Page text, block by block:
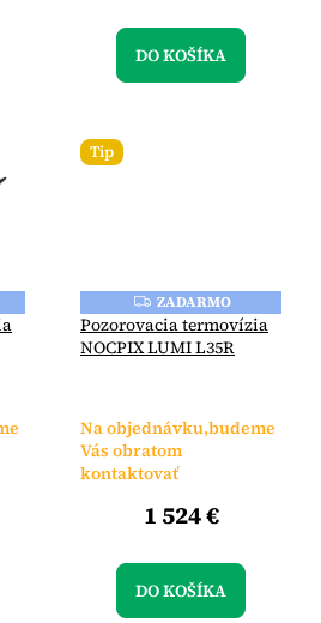
DO KOŠÍKA
Tip
Z
A
D
A
ZADARMO
Pozorovacia termovízia
NOCPIX LUMI L35R
Na objednávku,budeme
Vás obratom
kontaktovať
1 524 €
DO KOŠÍKA